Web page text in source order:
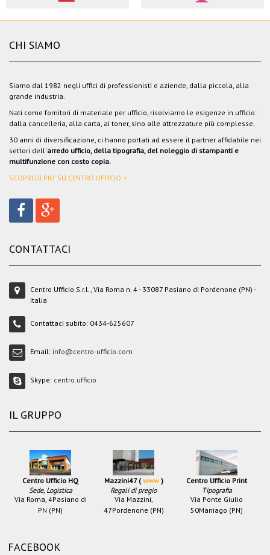
CHI SIAMO
Siamo dal 1982 negli uffici di professionisti e aziende, dalla piccola, alla
grande industria.
Nati come fornitori di materiale per ufficio, risolviamo le esigenze in ufficio:
dalla cancelleria, alla carta, ai toner, sino alle attrezzature più complesse.
30 anni di diversificazione, ci hanno portati ad essere il partner affidabile nei
settori dell'arredo ufficio, della tipografia, del noleggio di stampanti e
multifunzione con costo copia.
SCOPRI DI PIU' SU CENTRO UFFICIO >
CONTATTACI
Centro Ufficio S.r.l., Via Roma n. 4 - 33087 Pasiano di Pordenone (PN) -
Italia
Contattaci subito: 0434-625607
Email: info@centro-ufficio.com
Skype: centro.ufficio
IL GRUPPO
Centro Ufficio HQ
Sede, Logistica
Via Roma, 4Pasiano di
PN (PN)
Mazzini47 (www)
Regali di pregio
Via Mazzini,
47Pordenone (PN)
Centro Ufficio Print
Tipografia
Via Ponte Giulio
50Maniago (PN)
FACEBOOK